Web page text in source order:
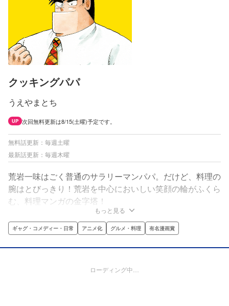
クッキングパパ
うえやまとち
UP 次回無料更新は8/15(土曜)予定です。
無料話更新：毎週土曜
最新話更新：毎週木曜
荒岩一味はごく普通のサラリーマンパパ。だけど、料理の
腕はとびっきり！荒岩を中心においしい笑顔の輪がふくら
む、料理マンガの金字塔！
もっと見る
ギャグ・コメディー・日常 アニメ化 グルメ・料理 有名漫画賞
ローディング中…